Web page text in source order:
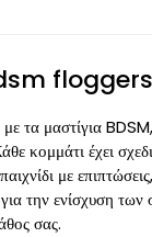
floggers
τα μαστίγια
έχει
με
την ενίσχυση
σας.